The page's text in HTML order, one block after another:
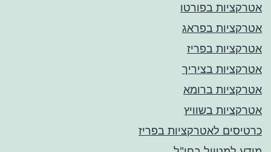
אטרקציות בפורטו
אטרקציות בפראג
אטרקציות בפריז
אטרקציות בציריך
אטרקציות ברומא
אטרקציות בשוויץ
כרטיסים לאטרקציות בפריז